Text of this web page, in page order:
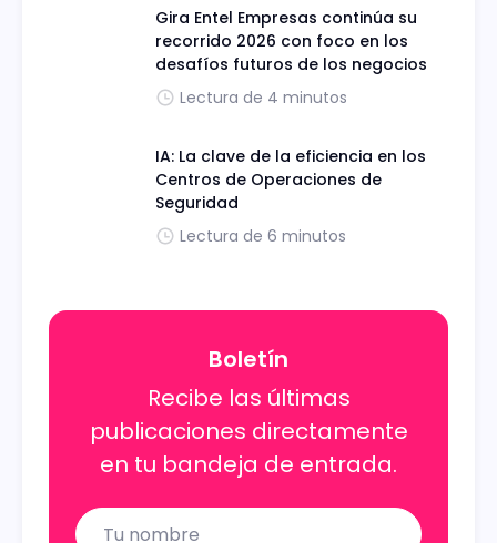
Gira Entel Empresas continúa su
recorrido 2026 con foco en los
desafíos futuros de los negocios
Lectura de 4 minutos
IA: La clave de la eficiencia en los
Centros de Operaciones de
Seguridad
Lectura de 6 minutos
Boletín
Recibe las últimas
publicaciones directamente
en tu bandeja de entrada.
Name
Email